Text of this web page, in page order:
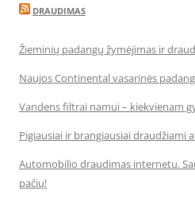
DRAUDIMAS
Žieminių padangų žymėjimas ir
Naujos Continental vasarinės
Vandens filtrai namui – kiekvienam
Pigiausiai ir brangiausiai draudžiami
Automobilio draudimas internetu.
pačių!